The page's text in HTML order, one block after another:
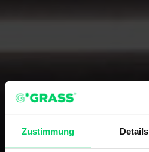
Zustimmung Details